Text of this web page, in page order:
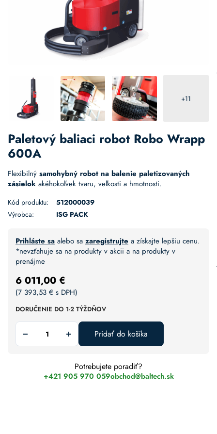
+11
Paletový baliaci robot Robo Wrapp
600A
Flexibilný samohybný robot na balenie paletizovaných
zásielok akéhokoľvek tvaru, veľkosti a hmotnosti.
Kód produktu:
512000039
Výrobca:
ISG PACK
Prihláste sa alebo sa zaregistrujte a získajte lepšiu cenu.
*nevzťahuje sa na produkty v akcii a na produkty v
prenájme
6 011,00 €
(7 393,53 € s DPH)
DORUČENIE DO 1-2 TÝŽDŇOV
Pridať do košíka
Potrebujete poradiť?
+421 905 970 059obchod@baltech.sk